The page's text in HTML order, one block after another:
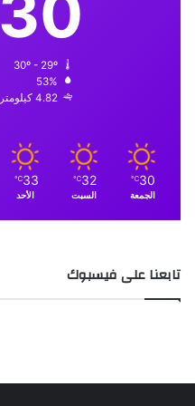
53%
4.82 كيلومتر/ساعة
30
℃
الجمعة
32
℃
السبت
33
℃
الأحد
تابعنا على فيسبوك